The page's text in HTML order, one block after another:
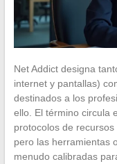
Net Addict designa
internet y pantallas)
destinados a los
ello. El término circula
protocolos de recursos
pero las herramientas
menudo calibradas